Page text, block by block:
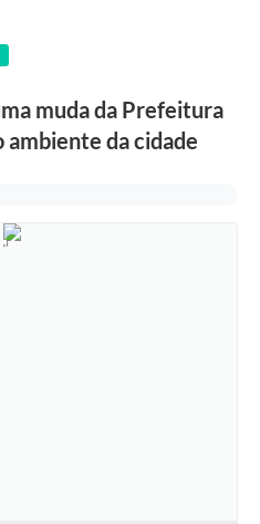
muda da Prefeitura
ambiente da cidade